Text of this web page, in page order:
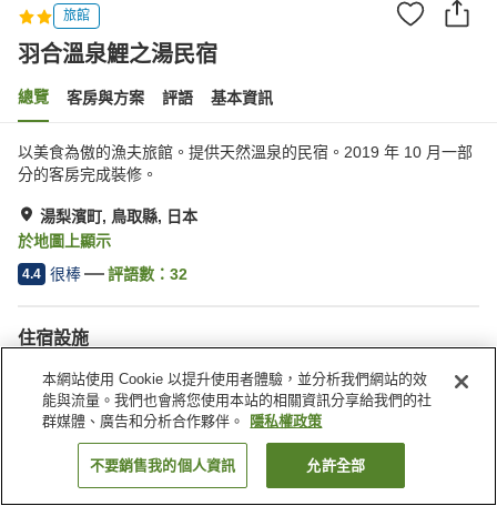
旅館
羽合溫泉鯉之湯民宿
總覽 客房與方案 評語 基本資訊
以美食為傲的漁夫旅館。提供天然溫泉的民宿。2019 年 10 月一部
分的客房完成裝修。
湯梨濱町, 鳥取縣, 日本
於地圖上顯示
4.4 很棒 評語數： 32
住宿設施
停車場
露天浴池（溫泉）
公共澡堂
公共澡堂（溫泉）
找客房
本網站使用 Cookie 以提升使用者體驗，並分析我們網站的效
能與流量。我們也會將您使用本站的相關資訊分享給我們的社
群媒體、廣告和分析合作夥伴。
隱私權政策
不要銷售我的個人資訊 允許全部